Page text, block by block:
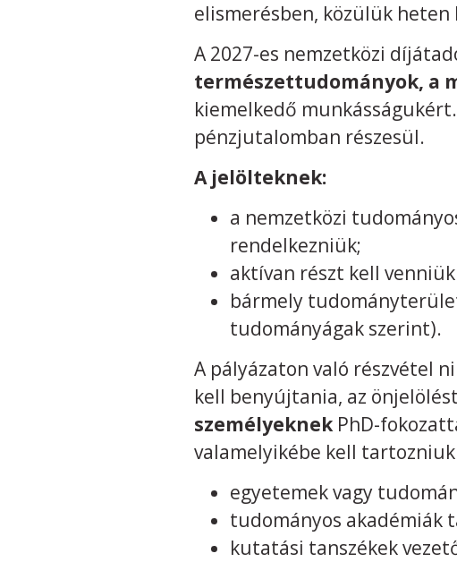
elismerésben, közülük
A 2027-es nemzetközi
természettudományok, a
kiemelkedő
pénzjutalomban részesül.
A jelölteknek:
a nemzetközi
rendelkezniük;
aktívan részt kell
bármely
tudományágak szerint).
A pályázaton való részvétel
kell benyújtania, az
személyeknekPhD-
valamelyikébe kell
egyetemek vagy
tudományos akadémiák
kutatási tanszékek